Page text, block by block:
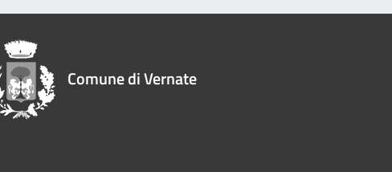
Comune di Vernate